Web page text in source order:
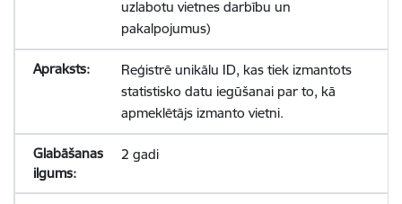
uzlabotu vietnes darbību un
pakalpojumus)
Reģistrē unikālu ID, kas tiek izmantots
statistisko datu iegūšanai par to, kā
apmeklētājs izmanto vietni.
2 gadi